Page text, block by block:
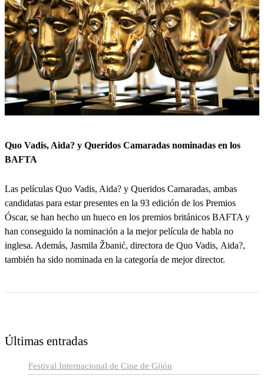
Quo Vadis, Aida? y Queridos Camaradas nominadas en los
BAFTA
Las películas Quo Vadis, Aida? y Queridos Camaradas, ambas
candidatas para estar presentes en la 93 edición de los Premios
Óscar, se han hecho un hueco en los premios británicos BAFTA y
han conseguido la nominación a la mejor película de habla no
inglesa. Además, Jasmila Žbanić, directora de Quo Vadis, Aida?,
también ha sido nominada en la categoría de mejor director.
Últimas entradas
Festival Internacional de Cine de Gijón